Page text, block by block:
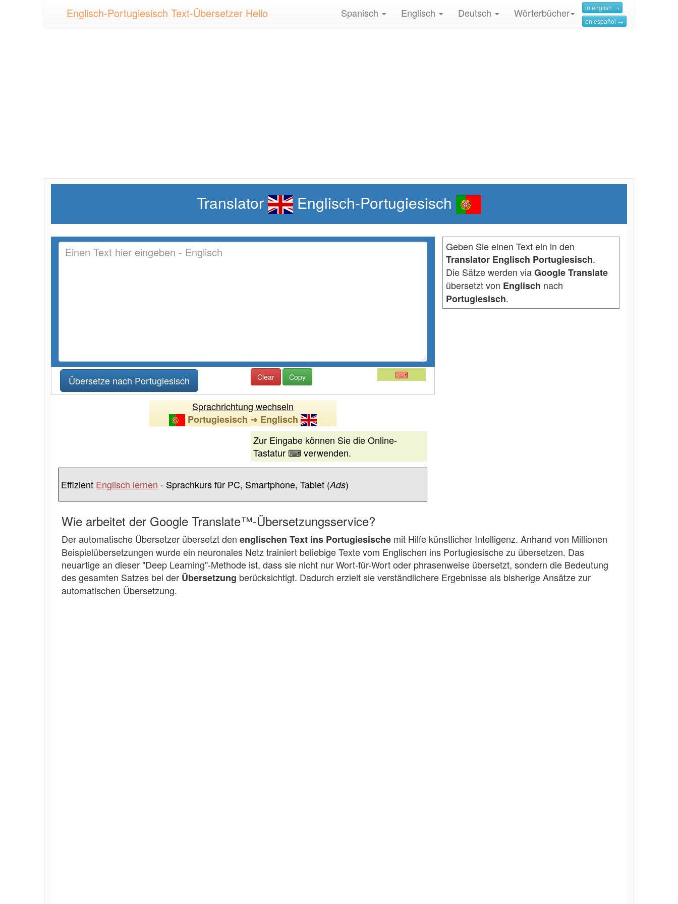
Englisch-Portugiesisch Text-Übersetzer Hello
in english →
en español →
Wörterbücher
Deutsch
Englisch
Spanisch
Translator Englisch-Portugiesisch
Clear Copy ⌨
Sprachrichtung wechseln
Portugiesisch ➔ Englisch
Zur Eingabe können Sie die Online-
Tastatur ⌨ verwenden.
Effizient Englisch lernen - Sprachkurs für PC, Smartphone, Tablet (Ads)
Geben Sie einen Text ein in den
Translator Englisch Portugiesisch.
Die Sätze werden viaGoogle Translate
übersetzt von Englisch nach
Portugiesisch.
Wie arbeitet der Google Translate™-Übersetzungsservice?
Der automatische Übersetzer übersetzt den englischen Text ins Portugiesische mit Hilfe künstlicher Intelligenz. Anhand von Millionen
Beispielübersetzungen wurde ein neuronales Netz trainiert beliebige Texte vom Englischen ins Portugiesische zu übersetzen. Das
neuartige an dieser "Deep Learning"-Methode ist, dass sie nicht nur Wort-für-Wort oder phrasenweise übersetzt, sondern die Bedeutung
des gesamten Satzes bei der Übersetzung berücksichtigt. Dadurch erzielt sie verständlichere Ergebnisse als bisherige Ansätze zur
automatischen Übersetzung.